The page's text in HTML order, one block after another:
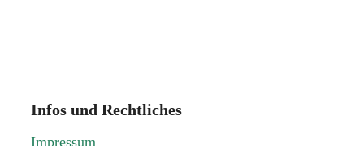
Infos und Rechtliches
Impressum